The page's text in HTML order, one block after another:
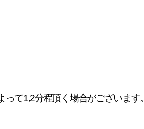
って1,2分程頂く場合がございます